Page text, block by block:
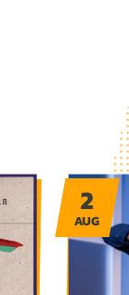
2
AUG